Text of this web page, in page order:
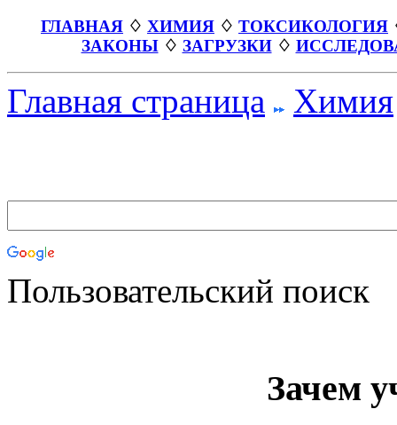
ГЛАВНАЯ ♢ ХИМИЯ ♢ ТОКСИКОЛОГИЯ
ЗАКОНЫ♢ ЗАГРУЗКИ♢
Главная страница Химия
Пользовательский поиск
Зачем